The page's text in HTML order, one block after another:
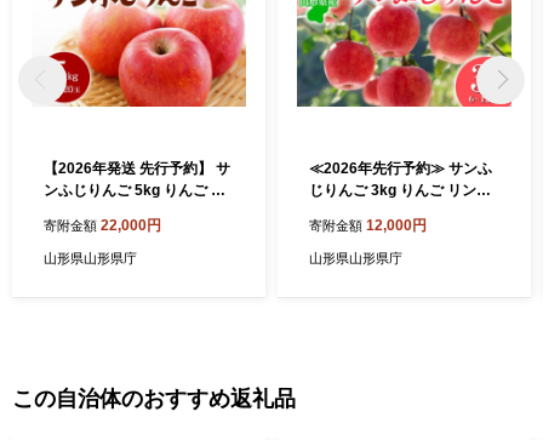
【2026年発送 先行予約】 サ
ンふじりんご 5kg りんご リ
果物 くだもの 果実 食品 山形
県 FSY-0712
寄附金額 22,000円
山形県山形県庁
≪2026年先行予約≫ サンふ
じりんご 3kg りんご リンゴ
くだもの 果実 食品 山形県 F
SY-0677
寄附金額 12,000円
山形県山形県庁
この自治体のおすすめ返礼品